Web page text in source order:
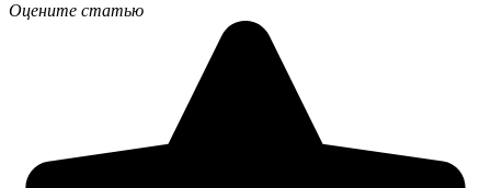
Оцените статью